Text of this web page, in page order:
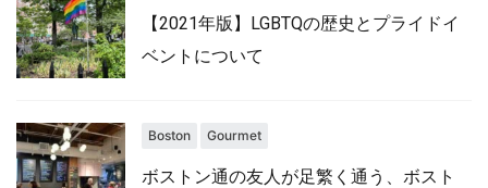
【2021年版】LGBTQの歴史とプライドイ
ベントについて
Boston Gourmet
ボストン通の友人が足繁く通う、ボスト